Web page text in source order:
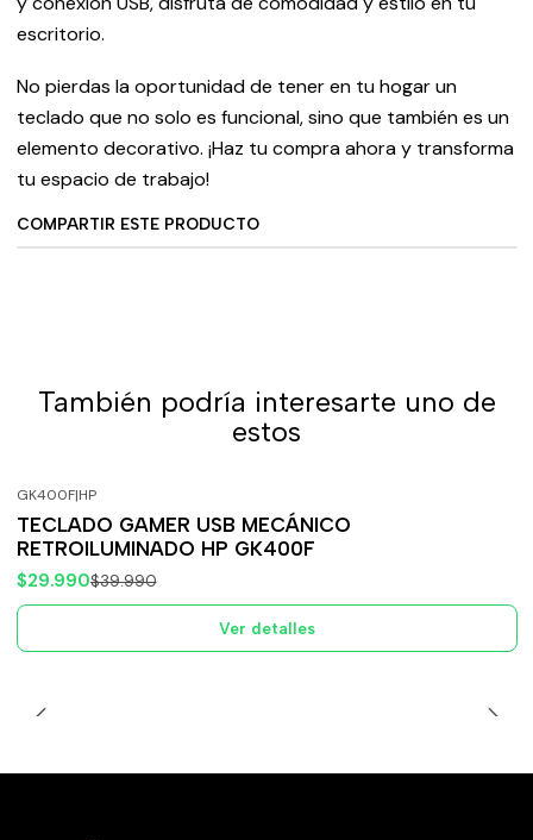
escritorio.
No pierdas la oportunidad de tener en tu hogar un
teclado que no solo es funcional, sino que también es un
elemento decorativo. ¡Haz tu compra ahora y transforma
tu espacio de trabajo!
COMPARTIR ESTE PRODUCTO
También podría interesarte uno de
estos
Agotado
GK400F|HP
TECLADO GAMER USB MECÁNICO
RETROILUMINADO HP GK400F
$29.990$39.990
Ver detalles